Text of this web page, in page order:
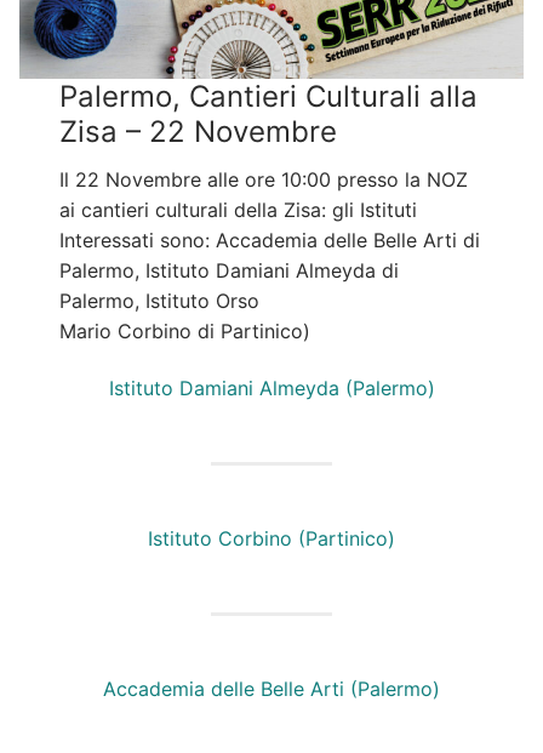
Palermo, Cantieri Culturali alla
Zisa – 22 Novembre
Il 22 Novembre alle ore 10:00 presso la NOZ
ai cantieri culturali della Zisa: gli Istituti
Interessati sono: Accademia delle Belle Arti di
Palermo, Istituto Damiani Almeyda di
Palermo, Istituto Orso
Mario Corbino di Partinico)
Istituto Damiani Almeyda (Palermo)
Istituto Corbino (Partinico)
Accademia delle Belle Arti (Palermo)